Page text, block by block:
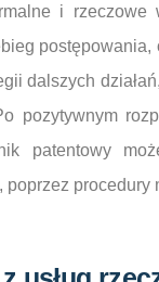
i rzeczowe
dalszych
pozytywnym
patentowy
procedury